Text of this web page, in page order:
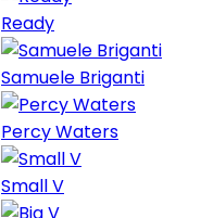
Ready
Samuele Briganti
Percy Waters
Small V